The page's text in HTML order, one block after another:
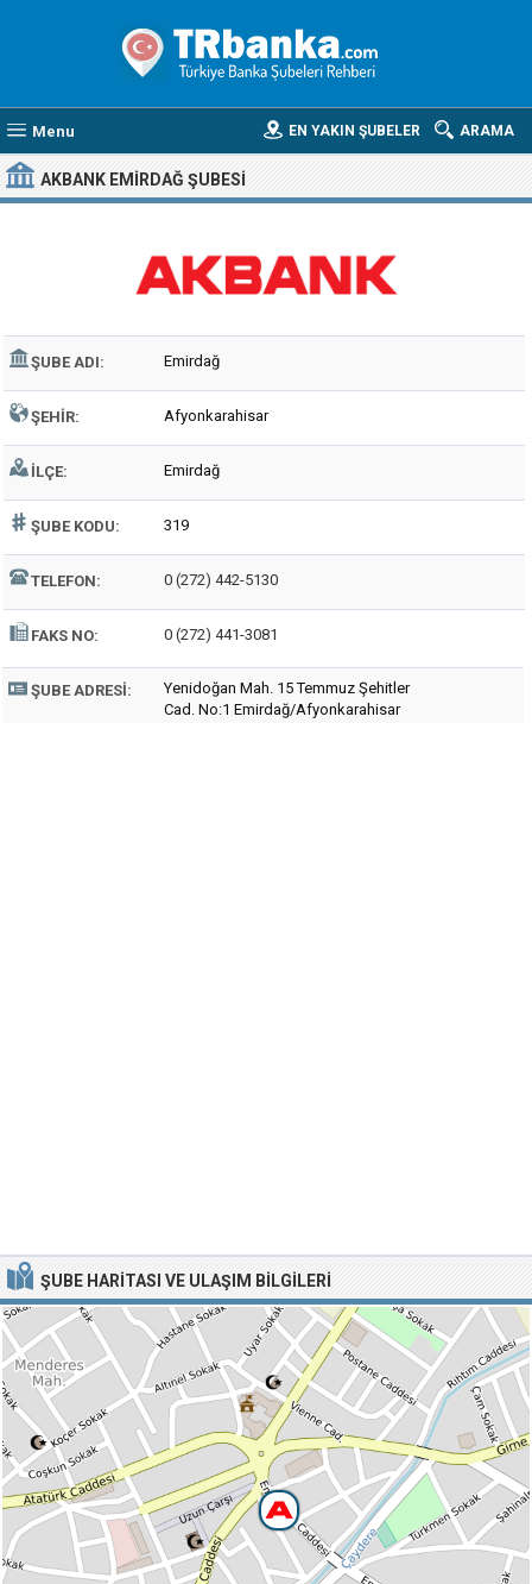
Menu ARAMA
EN YAKIN ŞUBELER
AKBANK EMIRDAĞ ŞUBESI
ŞUBE ADI: Emirdağ
ŞEHIR: Afyonkarahisar
İLÇE: Emirdağ
ŞUBE KODU: 319
TELEFON: 0 (272) 442-5130
FAKS NO: 0 (272) 441-3081
ŞUBE ADRESI:
Yenidoğan Mah. 15 Temmuz Şehitler
Cad. No:1 Emirdağ/Afyonkarahisar
ŞUBE HARITASI VE ULAŞIM BILGILERI